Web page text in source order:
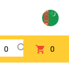
0 0